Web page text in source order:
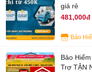
giá rẻ
481,000đ
Bảo
Trợ TẬN